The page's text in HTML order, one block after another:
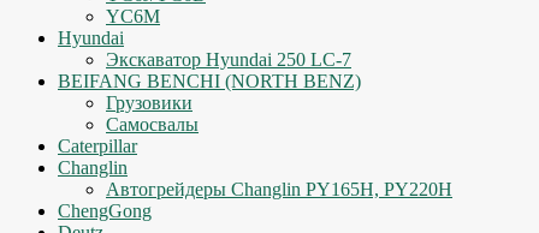
YC6M
Hyundai
Экскаватор Hyundai 250 LC-7
BEIFANG BENCHI (NORTH BENZ)
Грузовики
Самосвалы
Caterpillar
Changlin
Автогрейдеры Changlin PY165H, PY220H
ChengGong